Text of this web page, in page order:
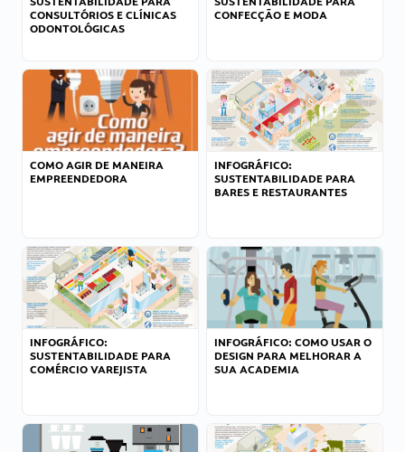
CONSULTÓRIOS E CLÍNICAS
ODONTOLÓGICAS
CONFECÇÃO E MODA
COMO AGIR DE MANEIRA
EMPREENDEDORA
INFOGRÁFICO:
SUSTENTABILIDADE PARA
BARES E RESTAURANTES
INFOGRÁFICO:
SUSTENTABILIDADE PARA
COMÉRCIO VAREJISTA
INFOGRÁFICO: COMO USAR O
DESIGN PARA MELHORAR A
SUA ACADEMIA